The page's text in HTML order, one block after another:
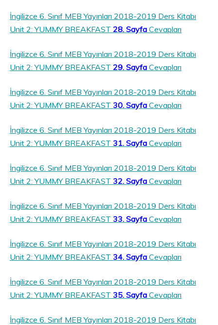
İngilizce 6. Sınıf MEB Yayınları 2018-2019 Ders Kitabı
Unit 2: YUMMY BREAKFAST 28. Sayfa Cevapları
İngilizce 6. Sınıf MEB Yayınları 2018-2019 Ders Kitabı
Unit 2: YUMMY BREAKFAST 29. Sayfa Cevapları
İngilizce 6. Sınıf MEB Yayınları 2018-2019 Ders Kitabı
Unit 2: YUMMY BREAKFAST 30. Sayfa Cevapları
İngilizce 6. Sınıf MEB Yayınları 2018-2019 Ders Kitabı
Unit 2: YUMMY BREAKFAST 31. Sayfa Cevapları
İngilizce 6. Sınıf MEB Yayınları 2018-2019 Ders Kitabı
Unit 2: YUMMY BREAKFAST 32. Sayfa Cevapları
İngilizce 6. Sınıf MEB Yayınları 2018-2019 Ders Kitabı
Unit 2: YUMMY BREAKFAST 33. Sayfa Cevapları
İngilizce 6. Sınıf MEB Yayınları 2018-2019 Ders Kitabı
Unit 2: YUMMY BREAKFAST 34. Sayfa Cevapları
İngilizce 6. Sınıf MEB Yayınları 2018-2019 Ders Kitabı
Unit 2: YUMMY BREAKFAST 35. Sayfa Cevapları
İngilizce 6. Sınıf MEB Yayınları 2018-2019 Ders Kitabı